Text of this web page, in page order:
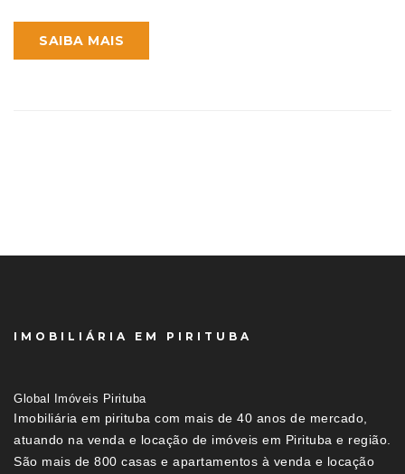
SAIBA MAIS
IMOBILIÁRIA EM PIRITUBA
Global Imóveis Pirituba
Imobiliária em pirituba com mais de 40 anos de mercado,
atuando na venda e locação de imóveis em Pirituba e região.
São mais de 800 casas e apartamentos à venda e locação